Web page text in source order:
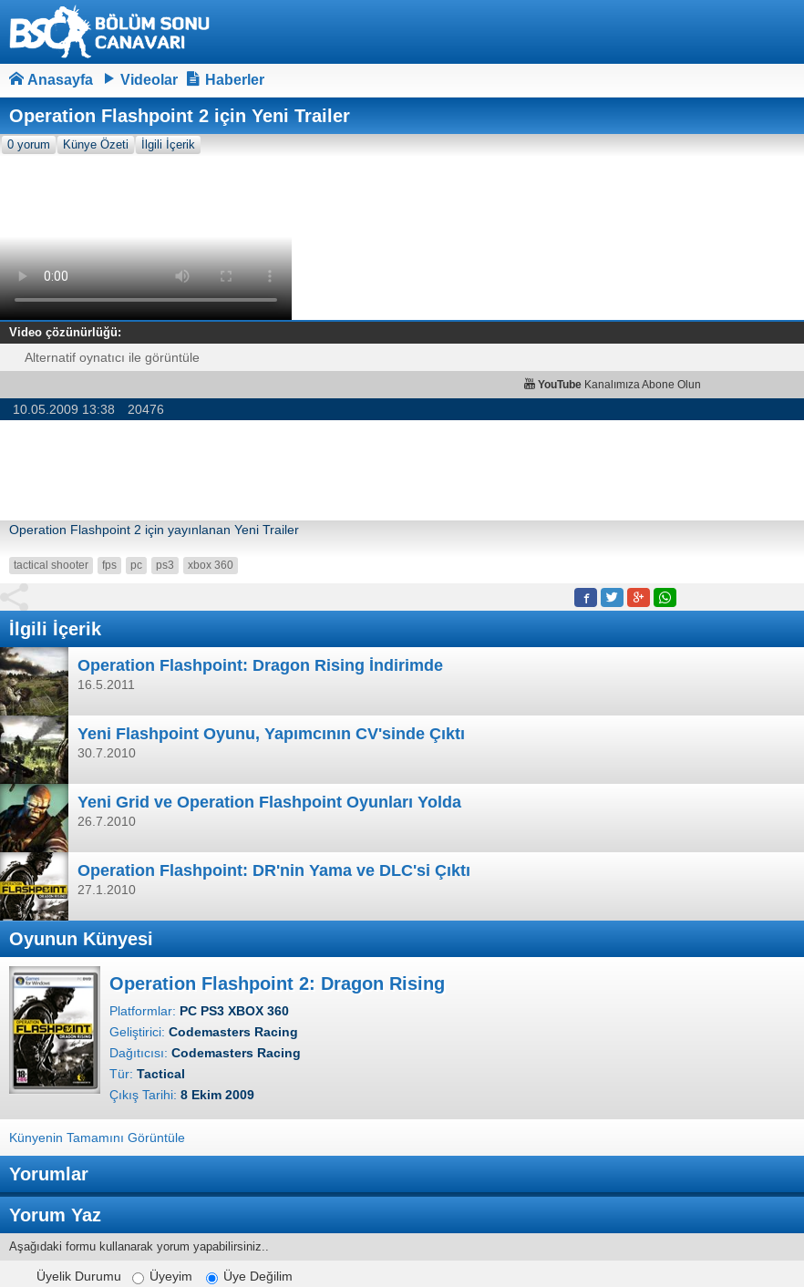
Anasayfa Videolar Haberler
Operation Flashpoint 2 için Yeni Trailer
0 yorum Künye Özeti İlgili İçerik
Video çözünürlüğü:
Alternatif oynatıcı ile görüntüle
YouTube Kanalımıza Abone Olun
10.05.2009 13:38 20476
Operation Flashpoint 2 için yayınlanan Yeni Trailer
tactical shooter fps pc ps3 xbox 360
İlgili İçerik
Operation Flashpoint: Dragon Rising İndirimde
16.5.2011
Yeni Flashpoint Oyunu, Yapımcının CV'sinde Çıktı
30.7.2010
Yeni Grid ve Operation Flashpoint Oyunları Yolda
26.7.2010
Operation Flashpoint: DR'nin Yama ve DLC'si Çıktı
27.1.2010
Oyunun Künyesi
Operation Flashpoint 2: Dragon Rising
Platformlar: PC PS3 XBOX 360
Geliştirici: Codemasters Racing
Dağıtıcısı: Codemasters Racing
Tür: Tactical
Çıkış Tarihi: 8 Ekim 2009
Künyenin Tamamını Görüntüle
Yorumlar
Yorum Yaz
Aşağıdaki formu kullanarak yorum yapabilirsiniz..
Üyelik Durumu Üyeyim
Üye Değilim